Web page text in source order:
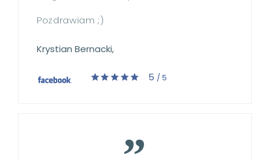
Pozdrawiam ;)
Krystian Bernacki,
5 / 5